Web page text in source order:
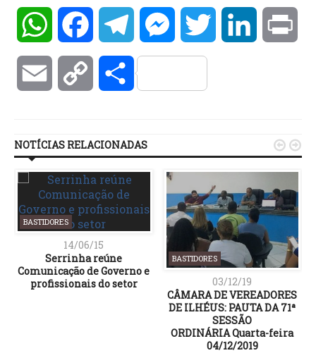
WhatsAppFacebookTelegramMessengerTwitter LinkedIn
Email Copy Compartilhar
NOTÍCIAS RELACIONADAS
BASTIDORES
14/06/15
Serrinha reúne
Comunicação de Governo e
profissionais do setor‏
BASTIDORES
03/12/19
CÂMARA DE VEREADORES
DE ILHÉUS: PAUTA DA 71ª
SESSÃO
ORDINÁRIA Quarta-feira
04/12/2019
 